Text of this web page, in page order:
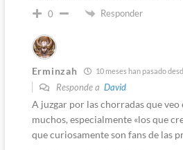
0 Responder
Erminzah 10 meses han pasado
Responde a David
A juzgar por las chorradas que veo
muchos, especialmente «los que
que curiosamente son fans de las